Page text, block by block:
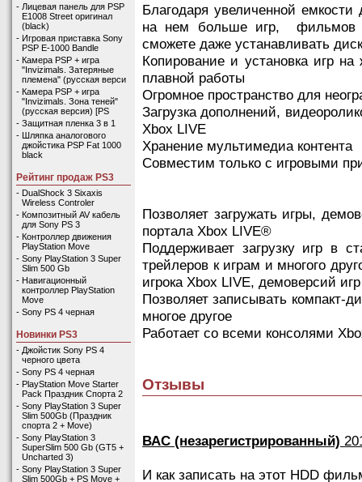
- Лицевая панель для PSP
E1008 Street оригинал
(black)
- Игровая приставка Sony
PSP E-1000 Bandle
- Камера PSP + игра
"Invizimals. Затеряные
племена" (русская верси
- Камера PSP + игра
"Invizimals. Зона теней"
(русская версия) [PS
- Защитная пленка 3 в 1
- Шляпка аналогового
джойстика PSP Fat 1000
black
Рейтинг продаж PS3
- DualShock 3 Sixaxis
Wireless Controler
- Композитный AV кабель
для Sony PS 3
- Контроллер движения
PlayStation Move
- Sony PlayStation 3 Super
Slim 500 Gb
- Навигационный
контроллер PlayStation
Move
- Sony PS 4 черная
Новинки PS3
- Джойстик Sony PS 4
черного цвета
- Sony PS 4 черная
- PlayStation Move Starter
Pack Праздник Спорта 2
- Sony PlayStation 3 Super
Slim 500Gb (Праздник
спорта 2 + Move)
- Sony PlayStation 3
SuperSlim 500 Gb (GT5 +
Uncharted 3)
- Sony PlayStation 3 Super
Slim 500Gb + PS Move +
Благодаря увеличенной
на нем больше игр, фильмов
сможете даже устанавливать
Копирование и установка игр
плавной работы
Огромное пространство для
Загрузка дополнений,
Xbox LIVE
Хранение мультимедиа контента
Совместим только с игровыми
Позволяет загружать игры,
портала Xbox LIVE®
Поддерживает загрузку игр в
трейлеров к играм и многого
игрока Xbox LIVE, демоверсий
Позволяет записывать
многое другое
Работает со всеми консолями
Отзывы
ВАС (незарегистрированный)
И как записать на этот HDD